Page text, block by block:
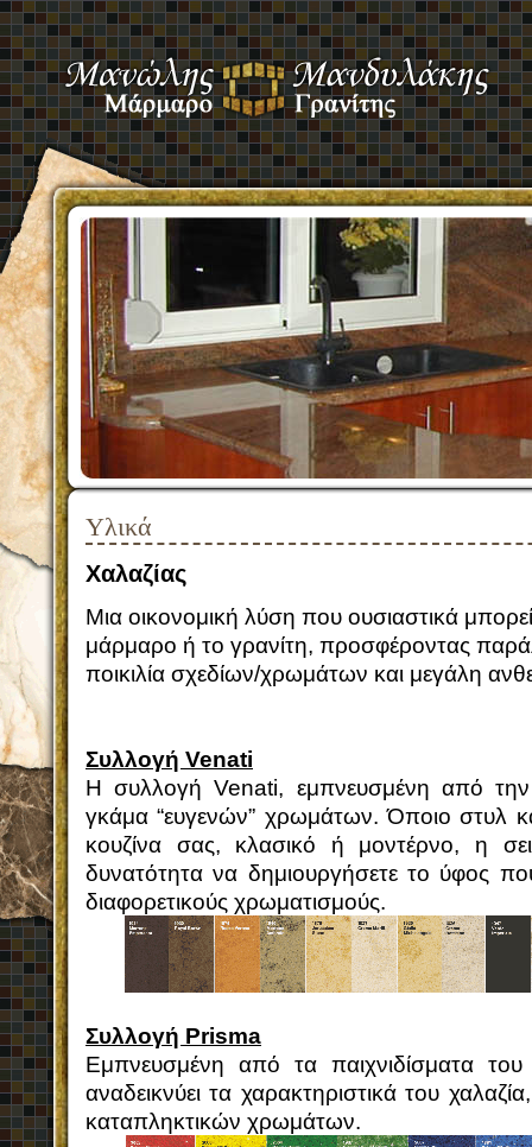
Υλικά
Χαλαζίας
Μια οικονομική λύση που ουσιαστικά
μάρμαρο ή το γρανίτη, προσφέροντας
ποικιλία σχεδίων/χρωμάτων και μεγάλη
Συλλογή Venati
Η συλλογή Venati, εμπνευσμένη από την
γκάμα “ευγενών” χρωμάτων. Όποιο στυλ
κουζίνα σας, κλασικό ή μοντέρνο, η
δυνατότητα να δημιουργήσετε το ύφος
διαφορετικούς χρωματισμούς.
Συλλογή Prisma
Εμπνευσμένη από τα παιχνιδίσματα
αναδεικνύει τα χαρακτηριστικά του
καταπληκτικών χρωμάτων.